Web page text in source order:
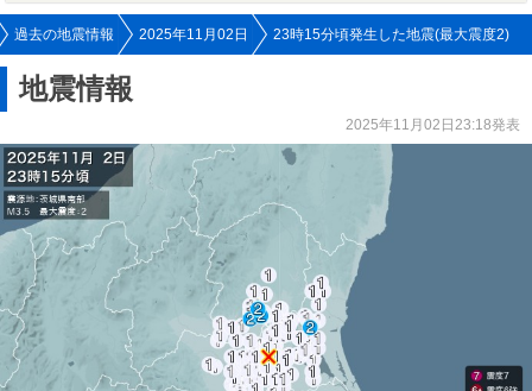
過去の地震情報 2025年11月02日 23時15分頃発生した地震(最大震度2)
地震情報
2025年11月02日23:18発表